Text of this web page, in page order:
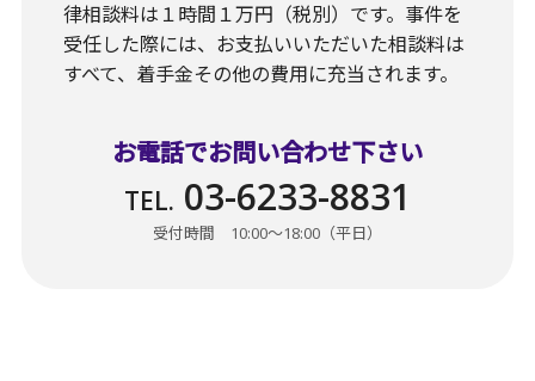
律相談料は１時間１万円（税別）です。事件を
受任した際には、お支払いいただいた相談料は
すべて、着手金その他の費用に充当されます。
お電話でお問い合わせ下さい
TEL. 03-6233-8831
受付時間 10:00〜18:00（平日）